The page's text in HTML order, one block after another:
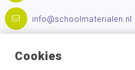
Cookies
info@schoolmaterialen.nl